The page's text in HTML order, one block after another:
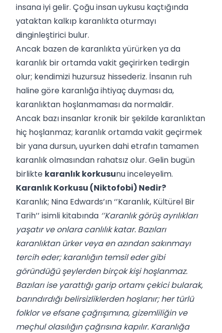
insana iyi gelir. Çoğu insan uykusu kaçtığında
yataktan kalkıp karanlıkta oturmayı
dinginleştirici bulur.
Ancak bazen de karanlıkta yürürken ya da
karanlık bir ortamda vakit geçirirken tedirgin
olur; kendimizi huzursuz hissederiz. İnsanın ruh
haline göre karanlığa ihtiyaç duyması da,
karanlıktan hoşlanmaması da normaldir.
Ancak bazı insanlar kronik bir şekilde karanlıktan
hiç hoşlanmaz; karanlık ortamda vakit geçirmek
bir yana dursun, uyurken dahi etrafın tamamen
karanlık olmasından rahatsız olur. Gelin bugün
birlikte karanlık korkusunu inceleyelim.
Karanlık Korkusu (Niktofobi) Nedir?
Karanlık; Nina Edwards’ın ‘’Karanlık, Kültürel Bir
Tarih’’ isimli kitabında ‘’Karanlık görüş ayrılıkları
yaşatır ve onlara canlılık katar. Bazıları
karanlıktan ürker veya en azından sakınmayı
tercih eder; karanlığın temsil eder gibi
göründüğü şeylerden birçok kişi hoşlanmaz.
Bazıları ise yarattığı garip ortamı çekici bularak,
barındırdığı belirsizliklerden hoşlanır; her türlü
folklor ve efsane çağrışımına, gizemliliğin ve
meçhul olasılığın çağrısına kapılır. Karanlığa